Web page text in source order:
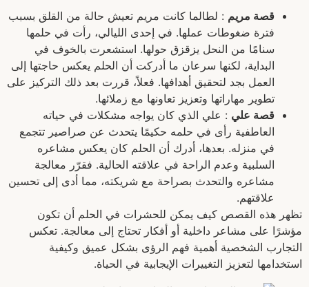
قصة مريم : لطالما كانت مريم تعيش حالة من القلق بسبب
فترة ضغوطات عملها. في إحدى الليالي، رأت في حلمها
سنامًا من النحل يزقزق حولها. استشعرت بالخوف في
البداية، لكنها سرعان ما أدركت أن الحلم يعكس حاجتها إلى
العمل بجد لتحقيق أهدافها. فعلاً، قررت بعد ذلك التركيز على
تطوير مهاراتها وتعزيز تعاونها مع زملائها.
قصة علي : علي الذي كان يواجه مشكلات في حياته
العاطفية رأى في حلمه حكيمًا يتحدث عن صراصير تتجمع
في منزله. بعدها، أدرك أن الحلم كان يعكس مشاعره
السلبية وعدم الراحة في علاقته الحالية. فقرّر معالجة
مشاعره والتحدث بصراحة مع شريكته، مما أدى إلى تحسين
علاقتهم.
تظهر هذه القصص كيف يمكن للحشرات في الحلم أن تكون
مؤشرًا على مشاعر داخلية أو أفكار تحتاج إلى معالجة. تعكس
التجارب الشخصية أهمية فهم الرؤى بشكل عميق وكيفية
استخدامها لتعزيز التغييرات الإيجابية في الحياة.